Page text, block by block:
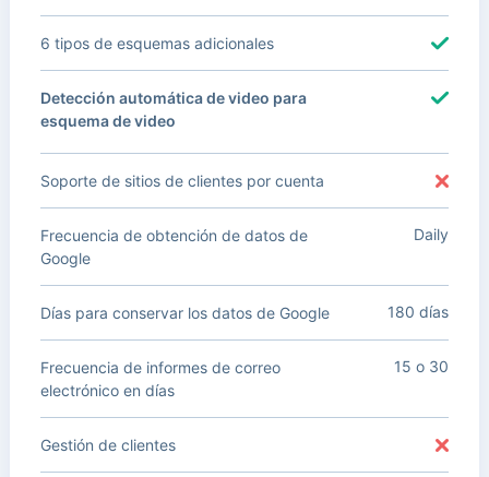
6 tipos de esquemas adicionales
Detección automática de video para
esquema de video
Soporte de sitios de clientes por cuenta
Frecuencia de obtención de datos de
Google
Daily
Días para conservar los datos de Google 180 días
Frecuencia de informes de correo
electrónico en días
15 o 30
Gestión de clientes